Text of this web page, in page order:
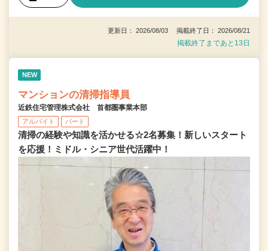
更新日： 2026/08/03 掲載終了日： 2026/08/21
掲載終了まであと13日
NEW
マンションの清掃指導員
近鉄住宅管理株式会社 首都圏事業本部
アルバイト パート
清掃の経験や知識を活かせる☆2名募集！新しいスタート
を応援！ミドル・シニア世代活躍中！